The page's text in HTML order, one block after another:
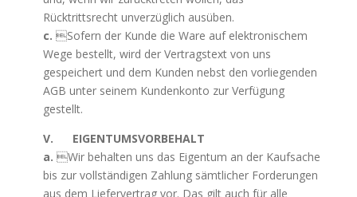
Rücktrittsrecht unverzüglich ausüben.
c. Sofern der Kunde die Ware auf elektronischem
Wege bestellt, wird der Vertragstext von uns
gespeichert und dem Kunden nebst den vorliegenden
AGB unter seinem Kundenkonto zur Verfügung
gestellt.
V. EIGENTUMSVORBEHALT
a. Wir behalten uns das Eigentum an der Kaufsache
bis zur vollständigen Zahlung sämtlicher Forderungen
aus dem Liefervertrag vor. Das gilt auch für alle